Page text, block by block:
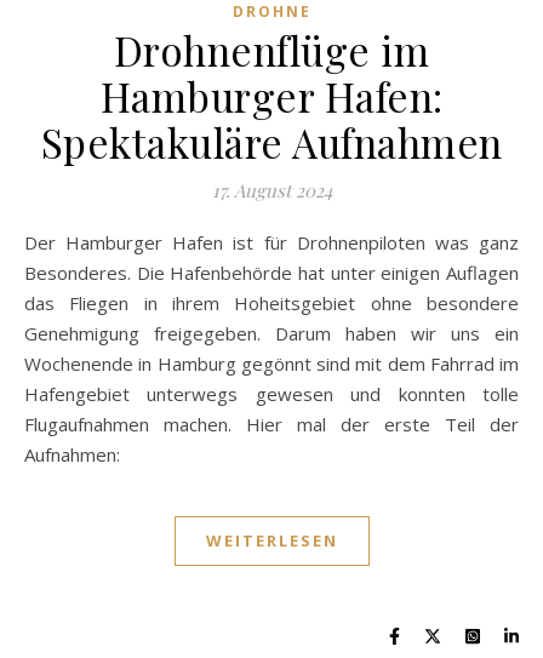
DROHNE
Drohnenflüge im
Hamburger Hafen:
Spektakuläre Aufnahmen
17. August 2024
Der Hamburger Hafen ist für Drohnenpiloten was ganz
Besonderes. Die Hafenbehörde hat unter einigen Auflagen
das Fliegen in ihrem Hoheitsgebiet ohne besondere
Genehmigung freigegeben. Darum haben wir uns ein
Wochenende in Hamburg gegönnt sind mit dem Fahrrad im
Hafengebiet unterwegs gewesen und konnten tolle
Flugaufnahmen machen. Hier mal der erste Teil der
Aufnahmen:
WEITERLESEN